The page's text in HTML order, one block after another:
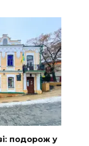
подорож у